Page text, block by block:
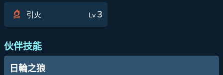
引火 Lv 3
伙伴技能
日輪之狼